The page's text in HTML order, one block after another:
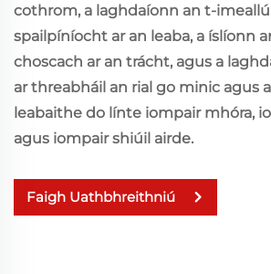
cothrom, a laghdaíonn an t-imeallú
spailpíníocht ar an leaba, a íslíonn
choscach ar an trácht, agus a
ar threabháil an rial go minic agus
leabaithe do línte iompair mhóra,
agus iompair shiúil airde.
Faigh Uathbhreithniú